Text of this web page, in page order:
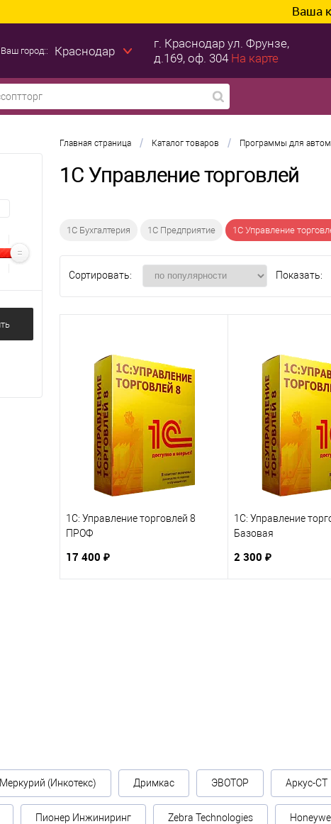
Ваша
Ваш город:: Краснодар
г. Краснодар ул. Фрунзе,
д.169, оф. 304 На карте
Главная страница / Каталог товаров / Программы для
1С Управление торговлей
1С Бухгалтерия 1С Предприятие 1С Управление
Сортировать: Показать:
1С: Управление торговлей 8
ПРОФ
17 400 ₽
1С: Управление
Базовая
2 300 ₽
Меркурий (Инкотекс) Дримкас ЭВОТОР Аркус-СТ
Пионер Инжиниринг Zebra Technologies Honeywell